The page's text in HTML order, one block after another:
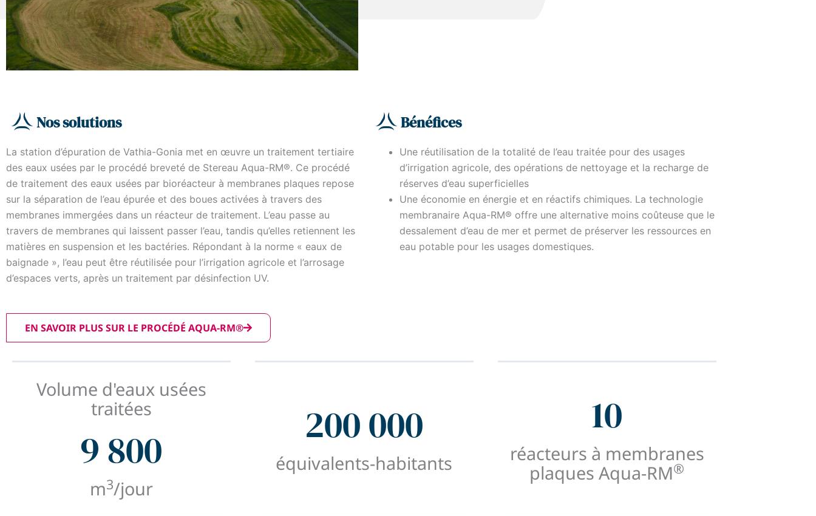
Nos solutions
La station d’épuration de Vathia-Gonia met en œuvre un traitement tertiaire
des eaux usées par le procédé breveté de Stereau Aqua-RM®. Ce procédé
de traitement des eaux usées par bioréacteur à membranes plaques repose
sur la séparation de l’eau épurée et des boues activées à travers des
membranes immergées dans un réacteur de traitement. L’eau passe au
travers de membranes qui laissent passer l’eau, tandis qu’elles retiennent les
matières en suspension et les bactéries. Répondant à la norme « eaux de
baignade », l’eau peut être réutilisée pour l’irrigation agricole et l’arrosage
d’espaces verts, après un traitement par désinfection UV.
EN SAVOIR PLUS SUR LE PROCÉDÉ AQUA-RM®
Bénéfices
Une réutilisation de la totalité de l’eau traitée pour des usages
d’irrigation agricole, des opérations de nettoyage et la recharge de
réserves d’eau superficielles
Une économie en énergie et en réactifs chimiques. La technologie
membranaire Aqua-RM® offre une alternative moins coûteuse que le
dessalement d’eau de mer et permet de préserver les ressources en
eau potable pour les usages domestiques.
Volume d'eaux usées
traitées
9 800
m3/jour
200 000
équivalents-habitants
10
réacteurs à membranes
plaques Aqua-RM®